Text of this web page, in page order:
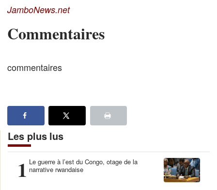
JamboNews.net
Commentaires
commentaires
Les plus lus
1 Le guerre à l’est du Congo, otage de la
narrative rwandaise